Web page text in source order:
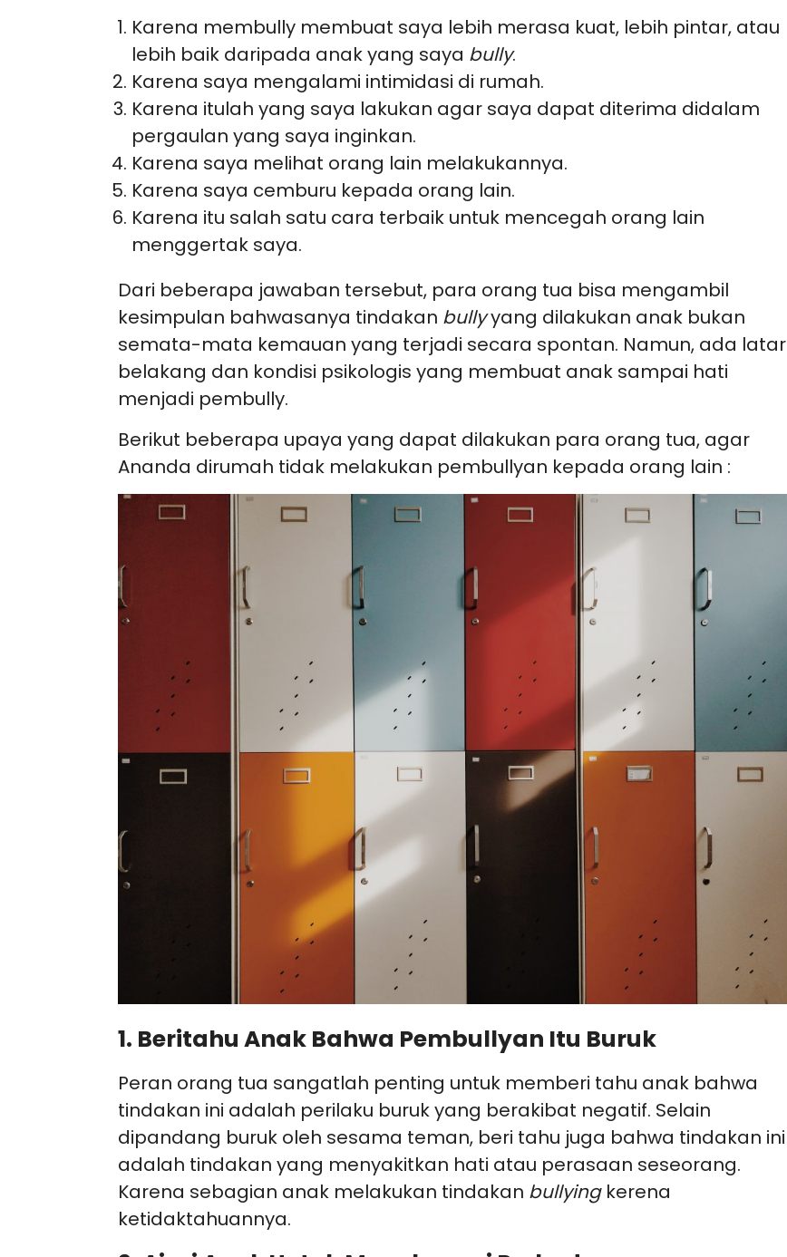
Karena membully membuat saya lebih merasa kuat, lebih pintar, atau
lebih baik daripada anak yang saya bully.
Karena saya mengalami intimidasi di rumah.
Karena itulah yang saya lakukan agar saya dapat diterima didalam
pergaulan yang saya inginkan.
Karena saya melihat orang lain melakukannya.
Karena saya cemburu kepada orang lain.
Karena itu salah satu cara terbaik untuk mencegah orang lain
menggertak saya.
Dari beberapa jawaban tersebut, para orang tua bisa mengambil
kesimpulan bahwasanya tindakan bullyyang dilakukan anak bukan
semata-mata kemauan yang terjadi secara spontan. Namun, ada latar
belakang dan kondisi psikologis yang membuat anak sampai hati
menjadi pembully.
Berikut beberapa upaya yang dapat dilakukan para orang tua, agar
Ananda dirumah tidak melakukan pembullyan kepada orang lain :
1. Beritahu Anak Bahwa Pembullyan Itu Buruk
Peran orang tua sangatlah penting untuk memberi tahu anak bahwa
tindakan ini adalah perilaku buruk yang berakibat negatif. Selain
dipandang buruk oleh sesama teman, beri tahu juga bahwa tindakan ini
adalah tindakan yang menyakitkan hati atau perasaan seseorang.
Karena sebagian anak melakukan tindakan bullyingkerena
ketidaktahuannya.